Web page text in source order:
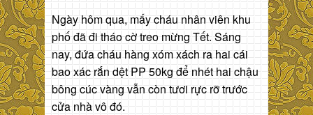
Ngày hôm qua, mấy cháu nhân viên khu
phố đã đi tháo cờ treo mừng Tết. Sáng
nay, đứa cháu hàng xóm xách ra hai cái
bao xác rắn dệt PP 50kg để nhét hai chậu
bông cúc vàng vẫn còn tươi rực rỡ trước
cửa nhà vô đó.